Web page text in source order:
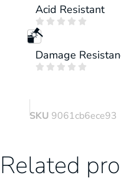
Acid Resistant
    
Damage
    
SKU 9061cb6ece93
Related